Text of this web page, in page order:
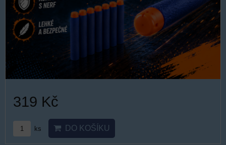
319 Kč
ks DO KOŠÍKU